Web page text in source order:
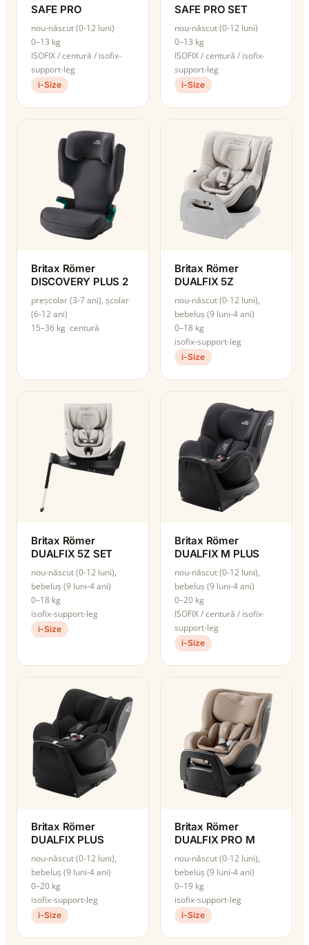
SAFE PRO
nou-născut (0-12 luni)
0–13 kg
ISOFIX / centură / isofix-
support-leg
i-Size
SAFE PRO SET
nou-născut (0-12 luni)
0–13 kg
ISOFIX / centură / isofix-
support-leg
i-Size
Britax Römer
DISCOVERY PLUS 2
preșcolar (3-7 ani), școlar
(6-12 ani)
15–36 kg centură
Britax Römer
DUALFIX 5Z
nou-născut (0-12 luni),
bebeluș (9 luni-4 ani)
0–18 kg
isofix-support-leg
i-Size
Britax Römer
DUALFIX 5Z SET
nou-născut (0-12 luni),
bebeluș (9 luni-4 ani)
0–18 kg
isofix-support-leg
i-Size
Britax Römer
DUALFIX M PLUS
nou-născut (0-12 luni),
bebeluș (9 luni-4 ani)
0–20 kg
ISOFIX / centură / isofix-
support-leg
i-Size
Britax Römer
DUALFIX PLUS
nou-născut (0-12 luni),
bebeluș (9 luni-4 ani)
0–20 kg
isofix-support-leg
i-Size
Britax Römer
DUALFIX PRO M
nou-născut (0-12 luni),
bebeluș (9 luni-4 ani)
0–19 kg
isofix-support-leg
i-Size